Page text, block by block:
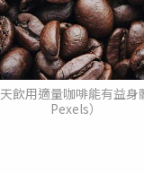
飲用適量咖啡能有益
Pexels）